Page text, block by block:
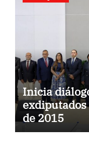
Inicia
exdiputados
de 2015